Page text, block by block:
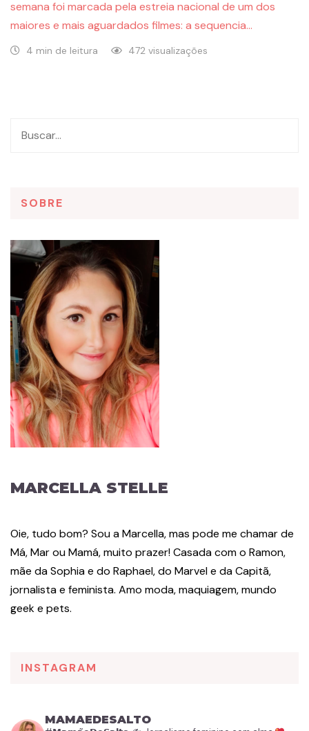
semana foi marcada pela estreia nacional de um dos
maiores e mais aguardados filmes: a sequencia…
4 min de leitura 472 visualizações
SOBRE
MARCELLA STELLE
Oie, tudo bom? Sou a Marcella, mas pode me chamar de
Má, Mar ou Mamá, muito prazer! Casada com o Ramon,
mãe da Sophia e do Raphael, do Marvel e da Capitã,
jornalista e feminista. Amo moda, maquiagem, mundo
geek e pets.
INSTAGRAM
MAMAEDESALTO